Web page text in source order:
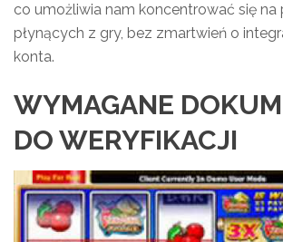
co umożliwia nam koncentrować się na
płynących z gry, bez zmartwień o
konta.
WYMAGANE
DO WERYFIKACJI